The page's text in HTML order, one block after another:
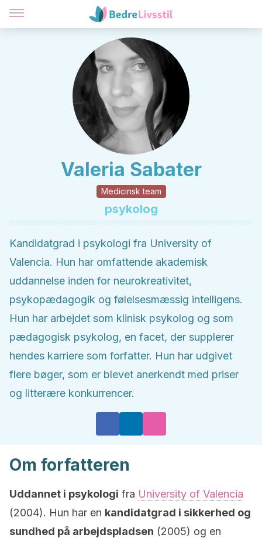
Valeria Sabater
Medicinsk team
psykolog
Kandidatgrad i psykologi fra University of
Valencia. Hun har omfattende akademisk
uddannelse inden for neurokreativitet,
psykopædagogik og følelsesmæssig intelligens.
Hun har arbejdet som klinisk psykolog og som
pædagogisk psykolog, en facet, der supplerer
hendes karriere som forfatter. Hun har udgivet
flere bøger, som er blevet anerkendt med priser
og litterære konkurrencer.
Om forfatteren
Uddannet i psykologi fra University of Valencia
(2004). Hun har en kandidatgrad i sikkerhed og
sundhed på arbejdspladsen (2005) og en